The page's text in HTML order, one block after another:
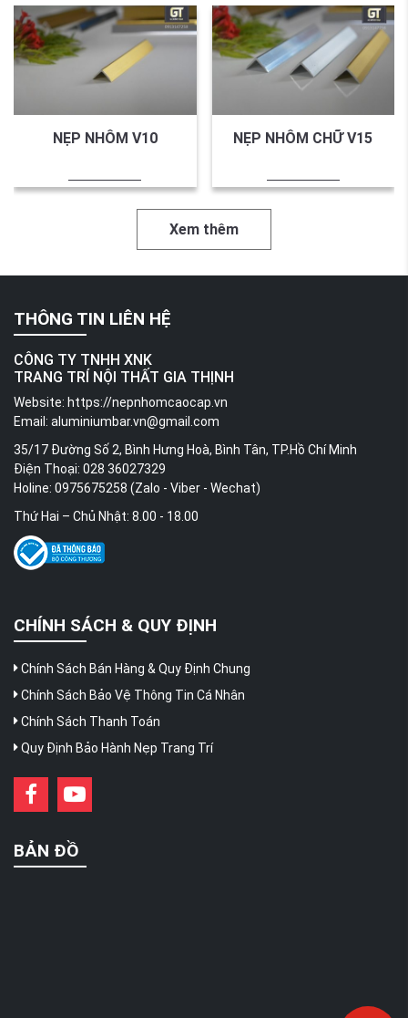
NẸP NHÔM V10 NẸP NHÔM CHỮ V15
Xem thêm
THÔNG TIN LIÊN HỆ
CÔNG TY TNHH XNK
TRANG TRÍ NỘI THẤT GIA THỊNH
Website: https://nepnhomcaocap.vn
Email: aluminiumbar.vn@gmail.com
35/17 Đường Số 2, Bình Hưng Hoà, Bình Tân, TP.Hồ Chí Minh
Điện Thoại: 028 36027329
Holine: 0975675258 (Zalo - Viber - Wechat)
Thứ Hai – Chủ Nhật: 8.00 - 18.00
CHÍNH SÁCH & QUY ĐỊNH
Chính Sách Bán Hàng & Quy Định Chung
Chính Sách Bảo Vệ Thông Tin Cá Nhân
Chính Sách Thanh Toán
Quy Định Bảo Hành Nẹp Trang Trí
BẢN ĐỒ